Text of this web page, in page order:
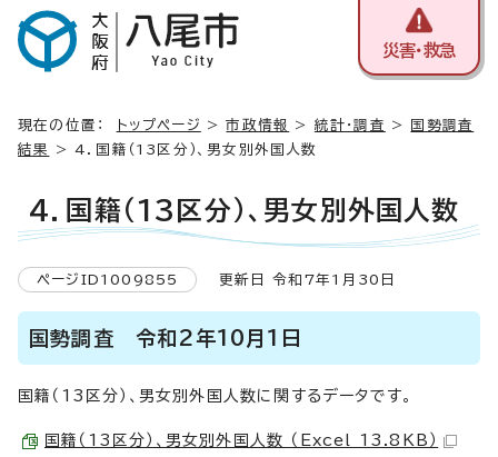
災害・救急
現在の位置： トップページ >市政情報 > 統計・調査 >
国勢調査
結果
> 4．国籍（13区分）、男女別外国人数
4．国籍（13区分）、男女別外国人数
ページID1009855 更新日 令和7年1月30日
国勢調査 令和2年10月1日
国籍（13区分）、男女別外国人数に関するデータです。
国籍（13区分）、男女別外国人数 （Excel 13.8KB）